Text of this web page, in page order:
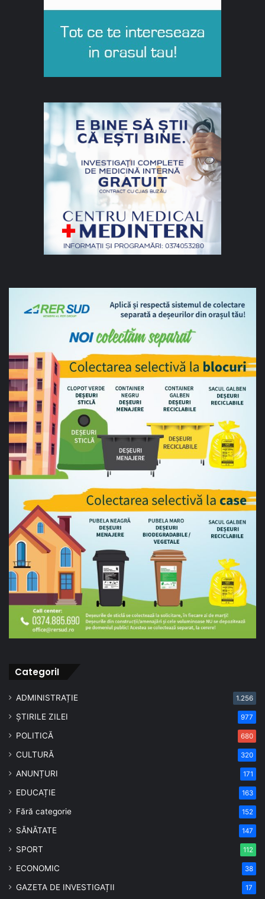
CategoriI
ADMINISTRAȚIE 1.256
ȘTIRILE ZILEI 977
POLITICĂ 680
CULTURĂ 320
ANUNȚURI 171
EDUCAȚIE 163
Fără categorie 152
SĂNĂTATE 147
SPORT 112
ECONOMIC 38
GAZETA DE INVESTIGAȚII 17